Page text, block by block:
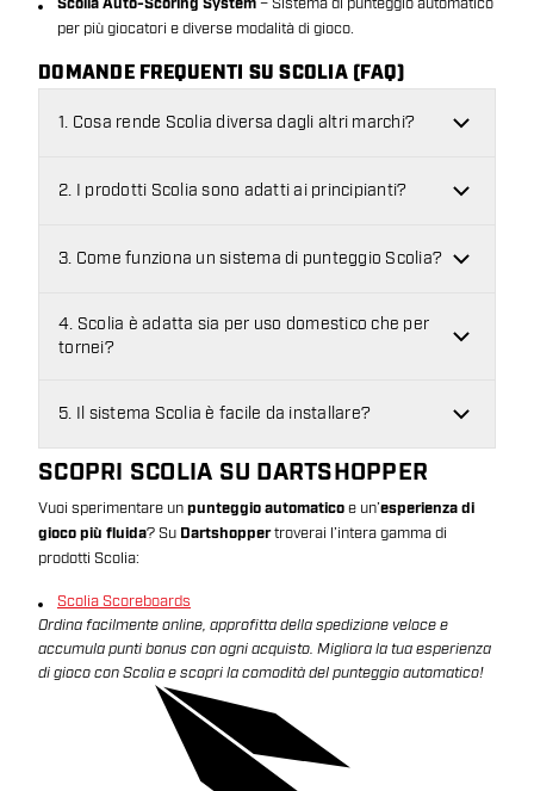
Scolia Auto-Scoring System
per più giocatori e diverse modalità di gioco.
DOMANDE FREQUENTI SU SCOLIA (FAQ)
1. Cosa rende Scolia diversa dagli altri marchi?
2. I prodotti Scolia sono adatti ai principianti?
3. Come funziona un sistema di punteggio Scolia?
4. Scolia è adatta sia per uso domestico che per
tornei?
5. Il sistema Scolia è facile da installare?
SCOPRI SCOLIA SU DARTSHOPPER
Vuoi sperimentare unpunteggio automaticoe un’esperienza di
gioco più fluida? Su Dartshoppertroverai l’intera gamma di
prodotti Scolia:
Scolia Scoreboards
Ordina facilmente online, approfitta della spedizione veloce e
accumula punti bonus con ogni acquisto. Migliora la tua esperienza
di gioco con Scolia e scopri la comodità del punteggio automatico!